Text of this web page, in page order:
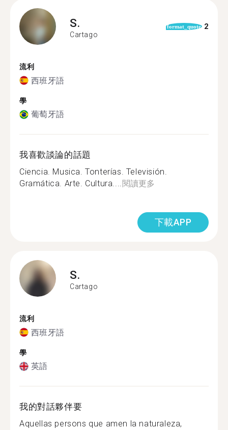
S.
Cartago
format_quote 2
流利
西班牙語
學
葡萄牙語
我喜歡談論的話題
Ciencia. Musica. Tonterías. Televisión.
Gramática. Arte. Cultura....閱讀更多
下載APP
S.
Cartago
流利
西班牙語
學
英語
我的對話夥伴要
Aquellas persons que amen la naturaleza,